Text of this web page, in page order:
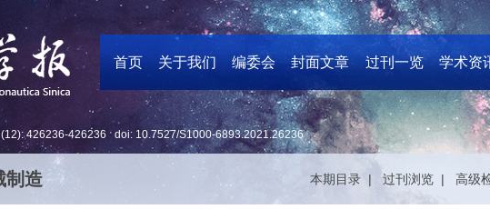
首页 关于我们 编委会 封面文章 过刊一览 学术资
: 426236-426236 doi: 10.7527/S1000-6893.2021.26236
制造 本期目录 | 过刊浏览 | 高级